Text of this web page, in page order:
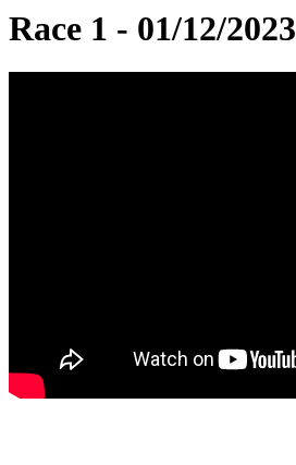
Race 1 - 01/12/2023